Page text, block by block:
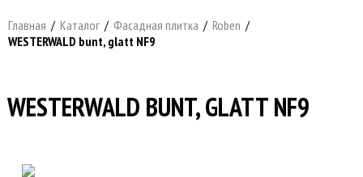
Главная / Каталог / Фасадная плитка / Roben /
WESTERWALD bunt, glatt NF9
WESTERWALD BUNT, GLATT NF9